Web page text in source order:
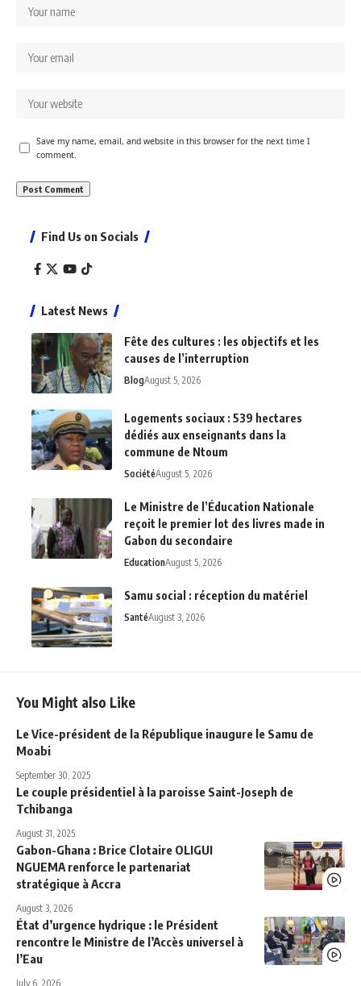
Save my name, email, and website in this browser for the next time I
comment.
Find Us on Socials
Latest News
Fête des cultures : les objectifs et les
causes de l’interruption
BlogAugust 5, 2026
Logements sociaux : 539 hectares
dédiés aux enseignants dans la
commune de Ntoum
SociétéAugust 5, 2026
Le Ministre de l’Éducation Nationale
reçoit le premier lot des livres made in
Gabon du secondaire
EducationAugust 5, 2026
Samu social : réception du matériel
SantéAugust 3, 2026
You Might also Like
Le Vice-président de la République inaugure le Samu de
Moabi
September 30, 2025
Le couple présidentiel à la paroisse Saint-Joseph de
Tchibanga
August 31, 2025
Gabon-Ghana : Brice Clotaire OLIGUI
NGUEMA renforce le partenariat
stratégique à Accra
August 3, 2026
État d’urgence hydrique : le Président
rencontre le Ministre de l’Accès universel à
l’Eau
July 6, 2026